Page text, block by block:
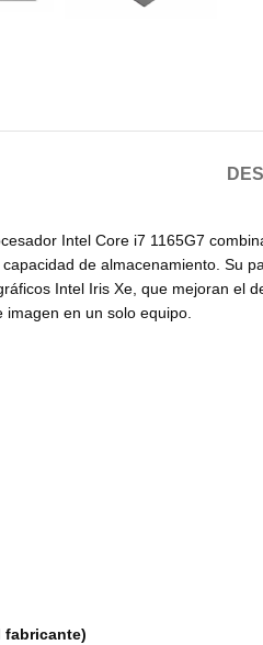
Intel Core i7 1165G7
de almacenamiento. Su
Intel Iris Xe, que mejoran el
imagen en un solo equipo.
fabricante)